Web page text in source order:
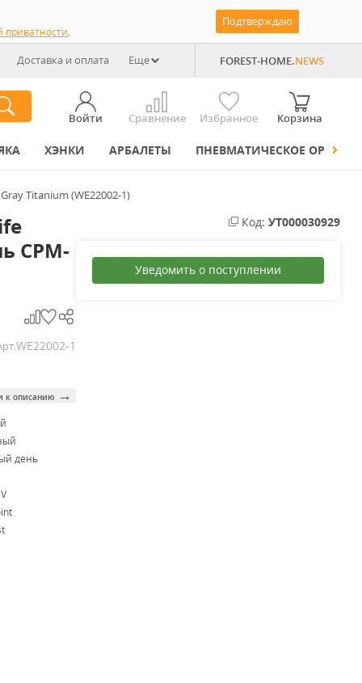
приватности.
Подтверждаю
Доставка и оплата Еще FOREST-HOME.NEWS
Войти Сравнение Избранное Корзина
ХЭНКИ АРБАЛЕТЫ ПНЕВМАТИЧЕСКОЕ ОРУЖИЕ
Titanium (WE22002-1)
CPM-
WE22002-1
к описанию →
день
Код: УТ000030929
Уведомить о поступлении